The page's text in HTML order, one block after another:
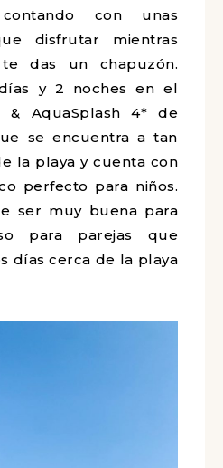
contando con unas
disfrutar mientras
das un chapuzón.
y 2 noches en el
& AquaSplash 4* de
se encuentra a tan
la playa y cuenta con
perfecto para niños.
ser muy buena para
para parejas que
días cerca de la playa